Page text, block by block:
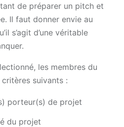
de préparer un pitch et
Il faut donner envie au
s’agit d’une véritable
les membres du
suivants :
porteur(s) de projet
du projet